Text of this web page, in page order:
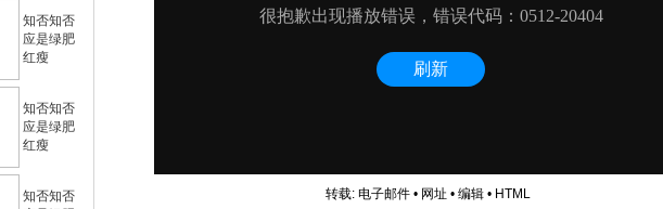
知否知否
应是绿肥
红瘦
知否知否
应是绿肥
红瘦
知否知否
转载: 电子邮件• 网址 • 编辑• HTML